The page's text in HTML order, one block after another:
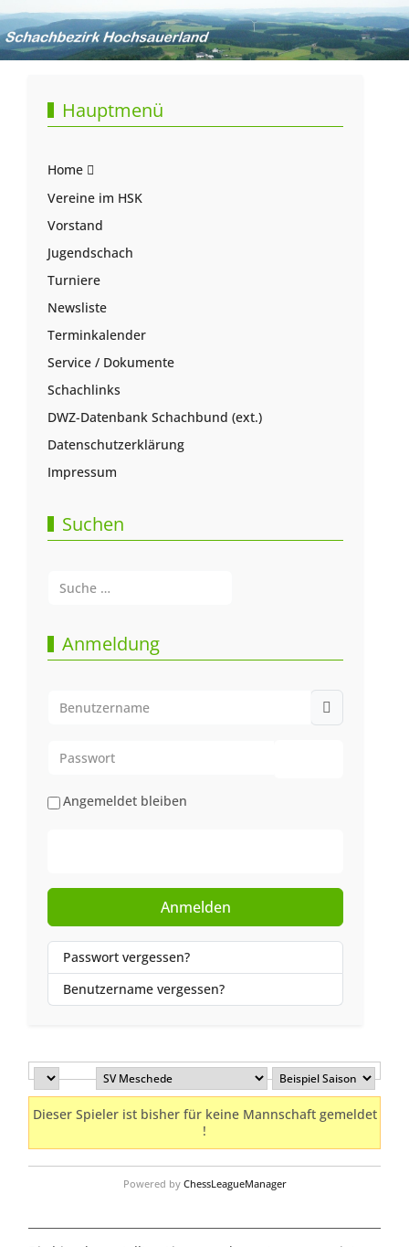
Hauptmenü
Home
Vereine im HSK
Vorstand
Jugendschach
Turniere
Newsliste
Terminkalender
Service / Dokumente
Schachlinks
DWZ-Datenbank Schachbund (ext.)
Datenschutzerklärung
Impressum
Suchen
Anmeldung
Angemeldet bleiben
Anmelden
Passwort vergessen?
Benutzername vergessen?
Dieser Spieler ist bisher für keine Mannschaft gemeldet
!
Powered by ChessLeagueManager